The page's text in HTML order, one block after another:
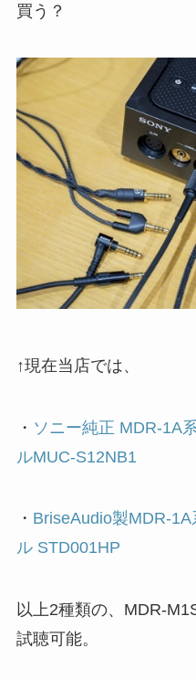
買う？
↑現在当店では、
・ ソニー純正 MDR-1A
ルMUC-S12NB1
・ BriseAudio製MDR-
ル STD001HP
以上2種類の、MDR-
試聴可能。